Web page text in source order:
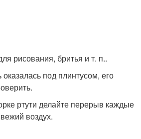
рисования, бритья и т. п..
оказалась под плинтусом, его
ртути делайте перерыв каждые
воздух.